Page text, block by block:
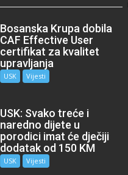
Bosanska Krupa dobila
CAF Effective User
certifikat za kvalitet
upravljanja
USK Vijesti
USK: Svako treće i
naredno dijete u
porodici imat će dječiji
dodatak od 150 KM
USK Vijesti